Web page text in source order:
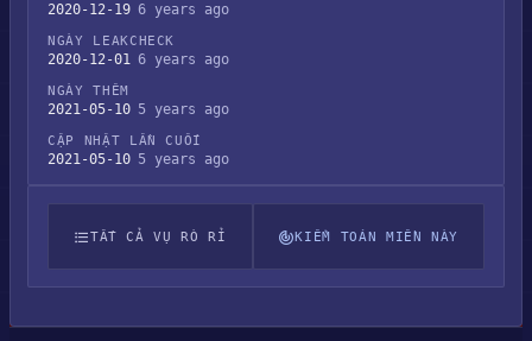
2020-12-19 6 years ago
NGÀY LEAKCHECK
2020-12-01 6 years ago
NGÀY THÊM
2021-05-10 5 years ago
CẬP NHẬT LẦN CUỐI
2021-05-10 5 years ago
TẤT CẢ VỤ RÒ RỈ KIỂM TOÁN MIỀN NÀY